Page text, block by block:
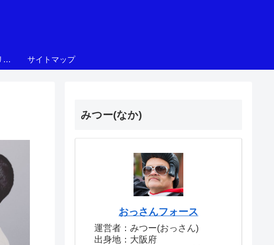
プライバシーポリシー サイトマップ
みつー(なか)
おっさんフォース
運営者：みつー(おっさん)
出身地：大阪府